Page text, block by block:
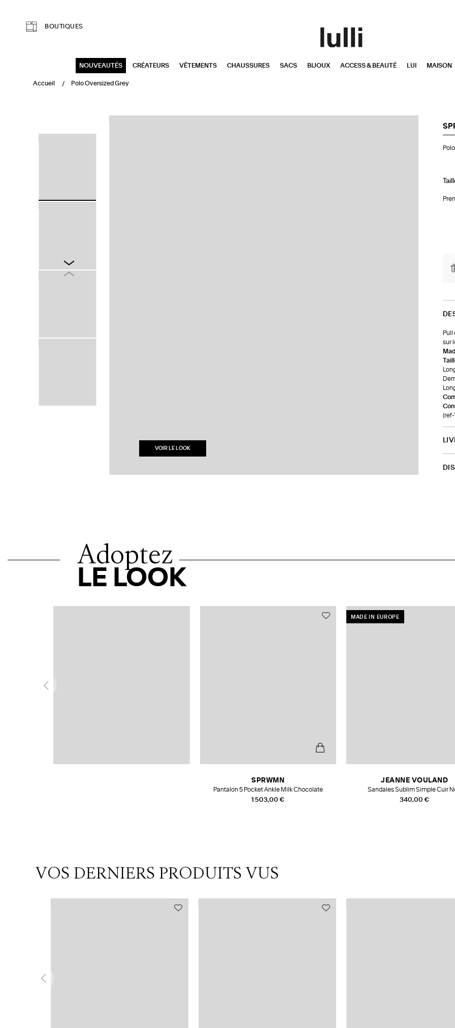
BOUTIQUES
NOUVEAUTÉS CRÉATEURS VÊTEMENTS CHAUSSURES SACS BIJOUX ACCESS & BEAUTÉ LUI MAISON
Accueil Polo Oversized Grey
VOIR LE LOOK
sur
(ref-
Adoptez
LE LOOK
1 503,00 €
SPRWMN
Pantalon 5 Pocket Ankle Milk Chocolate
MADE IN EUROPE
340,00 €
JEANNE VOULAND
Sandales Sublim Simple Cuir
VOS DERNIERS PRODUITS VUS